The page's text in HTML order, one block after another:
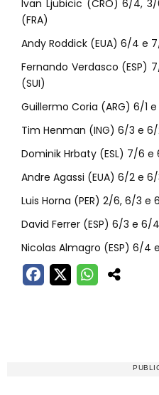
Ivan Ljubicic (CRO) 6/4,
(FRA)
Andy Roddick (EUA) 6/4 e
Fernando Verdasco (ESP)
(SUI)
Guillermo Coria (ARG) 6/1
Tim Henman (ING) 6/3 e 6/
Dominik Hrbaty (ESL) 7/6
Andre Agassi (EUA) 6/2 e
Luis Horna (PER) 2/6, 6/3 e
David Ferrer (ESP) 6/3 e 6/
Nicolas Almagro (ESP) 6/4